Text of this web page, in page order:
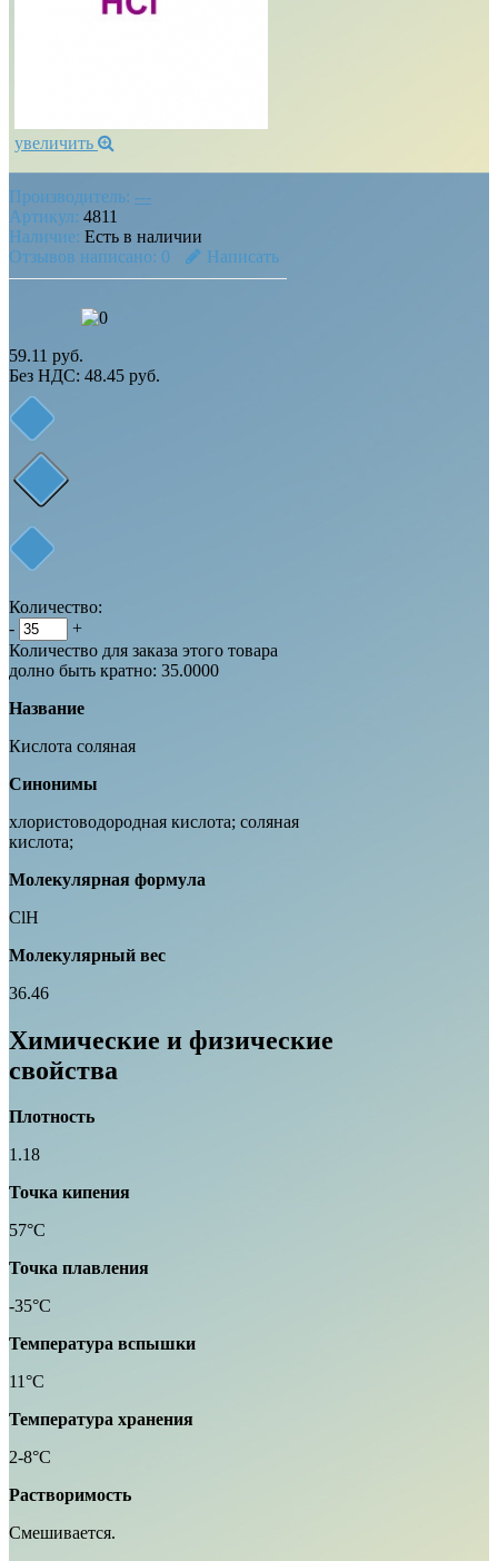
увеличить
Производитель: ---
Артикул: 4811
Наличие: Есть в наличии
Отзывов написано: 0 Написать
59.11 руб.
Без НДС: 48.45 руб.
Количество:
-
+
Количество для заказа этого товара
долно быть кратно: 35.0000
Название
Кислота соляная
Синонимы
хлористоводородная кислота; соляная
кислота;
Молекулярная формула
ClH
Молекулярный вес
36.46
Химические и физические
свойства
Плотность
1.18
Точка кипения
57°C
Точка плавления
-35°C
Температура вспышки
11°C
Температура хранения
2-8°C
Растворимость
Смешивается.